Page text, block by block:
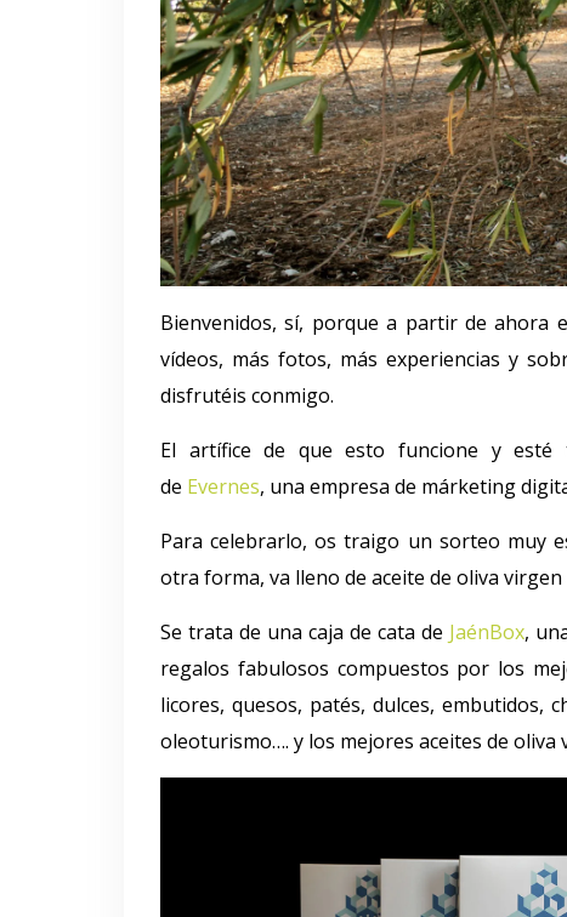
Bienvenidos, sí, porque a partir de ahora
vídeos, más fotos, más experiencias y
disfrutéis conmigo.
El artífice de que esto funcione y esté
de Evernes, una empresa de márketing
Para celebrarlo, os traigo un sorteo muy
otra forma, va lleno de aceite de oliva virgen
Se trata de una caja de cata de JaénBox,
regalos fabulosos compuestos por los
licores, quesos, patés, dulces, embutidos,
oleoturismo…. y los mejores aceites de oliva